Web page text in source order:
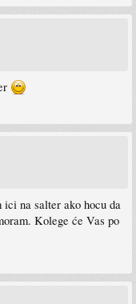
na salter ako hocu da
Kolege će Vas po